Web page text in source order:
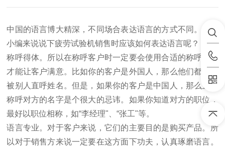
中国的语言博大精深，不同场合表达语言的方式不同。今天
小编来说说下疲劳试验机销售时应该如何表达语言呢？
称呼得体。所以在称呼客户时一定要会使用合适的称呼，这
才能让客户满意。比如你的客户是外国人，那么他们都喜欢
被别人直呼姓名。但是，如果你的客户是中国人，那么直接
称呼对方的名字是个很大的忌讳。如果你知道对方的职位，
最好以职位相称，如“李经理"、“张工"等。
语言专业。对于客户来说，它们的主要目的是购买产品。所
以对于销售方来说一定要在这方面下功夫，认真琢磨语言。